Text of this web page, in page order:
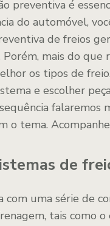
preventiva é
do automóvel,
de freios
mais do que
os tipos de
e escolher
falaremos
o tema.
de
com uma série de
tais como